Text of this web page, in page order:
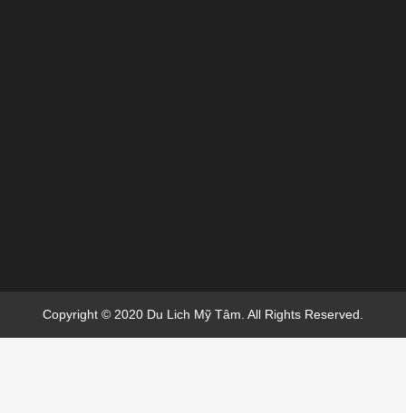
Copyright © 2020 Du Lich Mỹ Tâm. All Rights Reserved.